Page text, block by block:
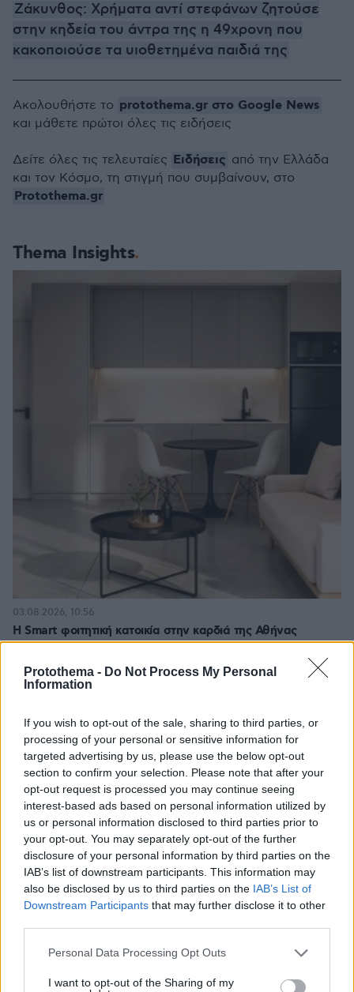
Protothema - Do Not Process My Personal
Information
If you wish to opt-out of the sale, sharing to third parties, or
processing of your personal or sensitive information for
targeted advertising by us, please use the below opt-out
section to confirm your selection. Please note that after your
opt-out request is processed you may continue seeing
interest-based ads based on personal information utilized by
us or personal information disclosed to third parties prior to
your opt-out. You may separately opt-out of the further
disclosure of your personal information by third parties on the
IAB’s list of downstream participants. This information may
also be disclosed by us to third parties on the IAB’s List of
Downstream Participants that may further disclose it to other
Please note that this website/app uses one or more Google
not limited to your visit or usage behaviour. You may click to
Personal Data Processing Opt Outs
I want to opt-out of the Sharing of my
Ζάκυνθος: Χρήματα αντί στεφάνων ζητούσε
στην κηδεία του άντρα της η 49χρονη που
κακοποιούσε τα υιοθετημένα παιδιά της
Thema Insights
Η Smart φοιτητική κατοικία στην καρδιά της Αθήνας
03.08.2026, 10:56
Επαγγελματική Εκπαίδευση & Εξειδίκευση: Το Mοντέλο που
26.07.2026, 09:54
14+1 λόγοι που αξίζει να ζήσεις το επετειακό τριήμερο των
15 χρόνων του Spetses Mini Marathon
31.07.2026, 11:04
Ακολουθήστε το protothema.gr στο Google News
και μάθετε πρώτοι όλες τις ειδήσεις
Δείτε όλες τις τελευταίες Ειδήσεις από την Ελλάδα
και τον Κόσμο, τη στιγμή που συμβαίνουν, στο
Protothema.gr
ΡΟΗ ΕΙΔΗΣΕΩΝ
Ειδήσεις Δημοφιλή Σχολιασμένα
Δύτης βρήκε χρυσό σταυρό αξίας 3 εκατ. δολαρίων σε
ναυάγιο: Χρόνια αργότερα κλάπηκε και
πριν 3 λεπτά
Περισσότερο κόσμημα παρά ρολόι: Τα cocktail watches